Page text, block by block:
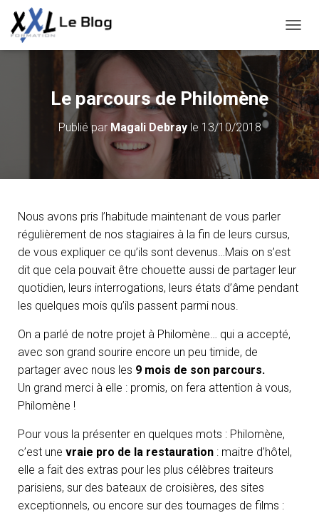
É
P
L
I
E
R
L
A
N
A
O
Le parcours de Philomène
Publié par Magali Debrayle 13/10/2018
Nous avons pris l’habitude maintenant de vous parler
régulièrement de nos stagiaires à la fin de leurs cursus,
de vous expliquer ce qu’ils sont devenus…Mais on s’est
dit que cela pouvait être chouette aussi de partager leur
quotidien, leurs interrogations, leurs états d’âme pendant
les quelques mois qu’ils passent parmi nous.
On a parlé de notre projet à Philomène… qui a accepté,
avec son grand sourire encore un peu timide, de
partager avec nous les 9 mois de son parcours.
Un grand merci à elle : promis, on fera attention à vous,
Philomène !
Pour vous la présenter en quelques mots : Philomène,
c’est une vraie pro de la restauration : maitre d’hôtel,
elle a fait des extras pour les plus célèbres traiteurs
parisiens, sur des bateaux de croisières, des sites
exceptionnels, ou encore sur des tournages de films :